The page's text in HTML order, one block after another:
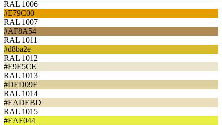
RAL 1006
#E79C00
RAL 1007
#AF8A54
RAL 1011
#d8ba2e
RAL 1012
#E9E5CE
RAL 1013
#DED09F
RAL 1014
#EADEBD
RAL 1015
#EAF044